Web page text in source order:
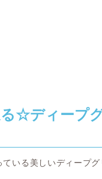
☆ディープ
いる美しいディープ